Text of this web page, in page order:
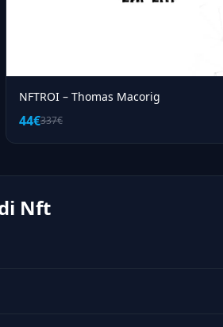
NFTROI – Thomas Macorig
44€337€
Nft